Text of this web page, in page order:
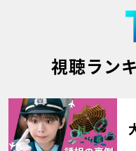
視聴ラン